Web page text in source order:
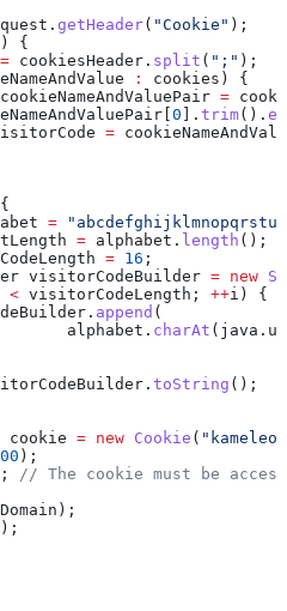
. getHeader( "Cookie" );
) {
= cookiesHeader . split ( ";" );
:
cookies) {
cookieNameAndValuePair =
0 ]. trim().
visitorCode
=
=
= alphabet . length ();
= 16 ;
visitorCodeBuilder = new
< visitorCodeLength; ++i) {
. append (
				alphabet
. charAt ( java .
. toString ();
cookie = new Cookie (
);
// The cookie must be